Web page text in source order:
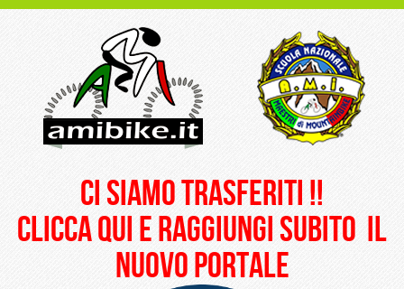
ci siamo trasferiti !!
clicca qui e raggiungi subito il
nuovo portale